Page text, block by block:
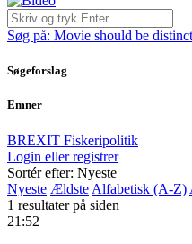
Søg på: Movie should be
Søgeforslag
Emner
BREXIT Fiskeripolitik
Login eller registrer
Sortér efter: Nyeste
Nyeste Ældste Alfabetisk (A-Z)
1 resultater på siden
21:52